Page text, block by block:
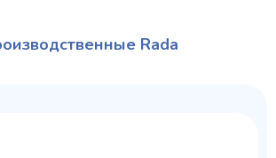
Rada